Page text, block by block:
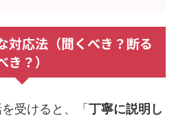
対応法（聞くべき？断る
き？）
受けると、「 丁寧に説明し